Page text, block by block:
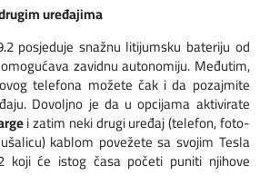
uređajima
posjeduje snažnu litijumsku bateriju od
zavidnu autonomiju. Međutim,
telefona možete čak i da pozajmite
Dovoljno je da u opcijama aktivirate
i zatim neki drugi uređaj (telefon, foto-
kablom povežete sa svojim Tesla
koji će istog časa početi puniti njihove